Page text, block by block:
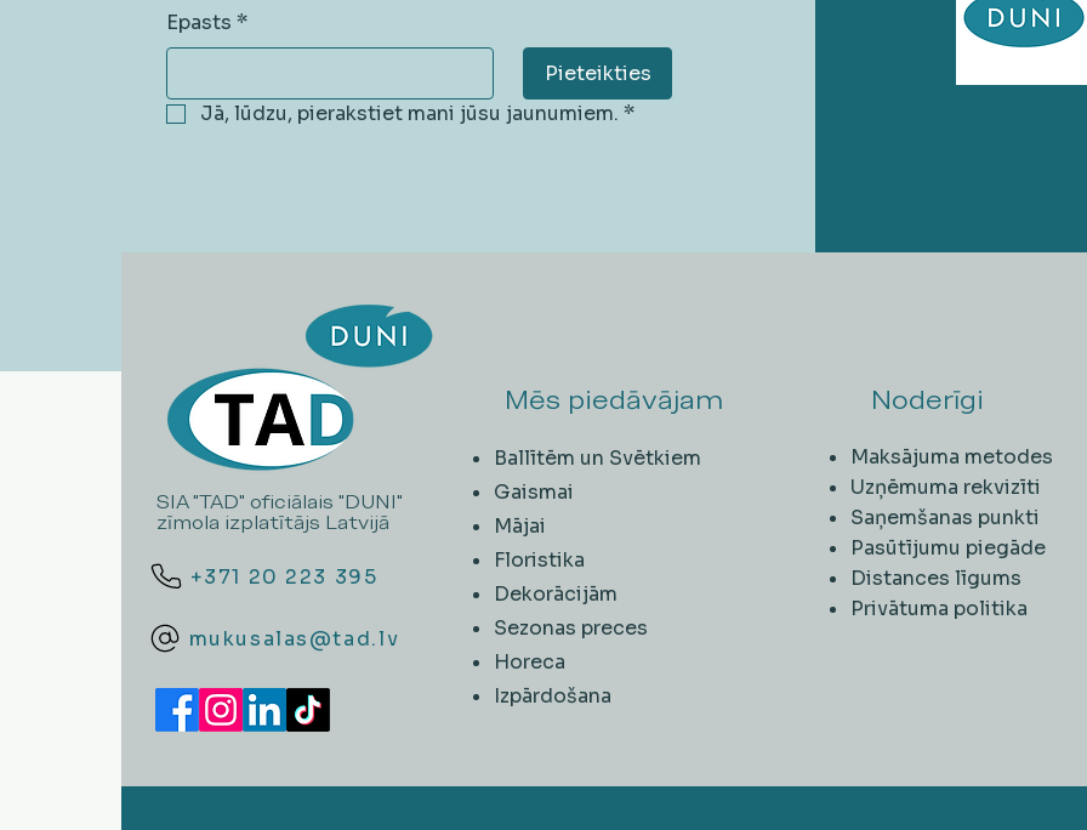
Epasts *
Pieteikties
Jā, lūdzu, pierakstiet mani jūsu jaunumiem. *
SIA "TAD" oficiālais "DUNI"
zīmola izplatītājs Latvijā
+371 20 223 395
mukusalas@tad.lv
Mēs piedāvājam
Ballītēm un Svētkiem
Gaismai
Mājai
Floristika
Dekorācijām
Sezonas preces
Horeca
​Izpārdošana
Noderīgi
Maksājuma metodes
Uzņēmuma rekvizīti
Saņemšanas punkti
Pasūtījumu piegāde
Distances līgums
Privātuma politika